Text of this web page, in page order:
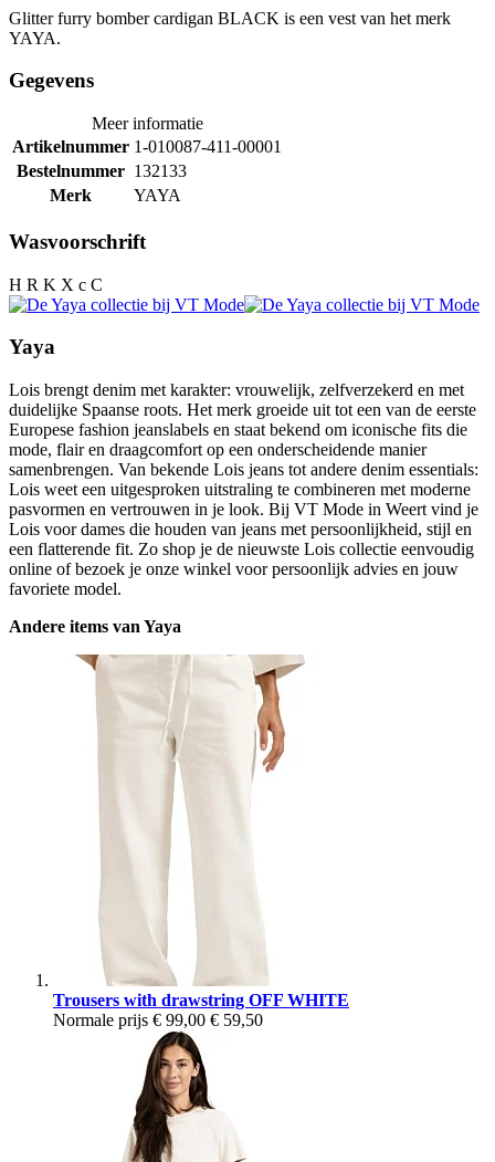
Glitter furry bomber cardigan BLACK is een vest van het merk
YAYA.
Gegevens
Meer informatie
Artikelnummer 1-010087-411-00001
Bestelnummer 132133
Merk
YAYA
Wasvoorschrift
H R K X c C
Yaya
Lois brengt denim met karakter: vrouwelijk, zelfverzekerd en met
duidelijke Spaanse roots. Het merk groeide uit tot een van de eerste
Europese fashion jeanslabels en staat bekend om iconische fits die
mode, flair en draagcomfort op een onderscheidende manier
samenbrengen. Van bekende Lois jeans tot andere denim essentials:
Lois weet een uitgesproken uitstraling te combineren met moderne
pasvormen en vertrouwen in je look. Bij VT Mode in Weert vind je
Lois voor dames die houden van jeans met persoonlijkheid, stijl en
een flatterende fit. Zo shop je de nieuwste Lois collectie eenvoudig
online of bezoek je onze winkel voor persoonlijk advies en jouw
favoriete model.
Andere items van Yaya
Trousers with drawstring OFF WHITE
Normale prijs € 99,00 € 59,50